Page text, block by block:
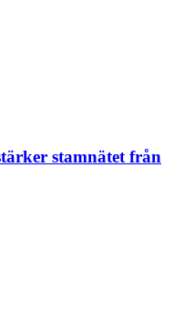
stamnätet från